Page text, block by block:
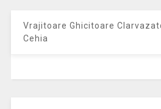
Vrajitoare Ghicitoare
Cehia